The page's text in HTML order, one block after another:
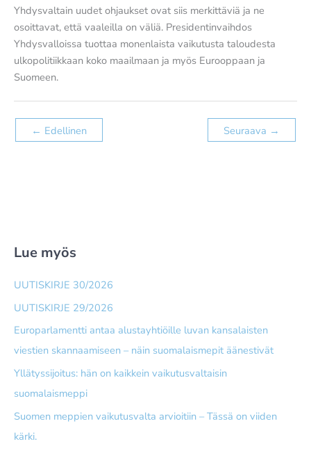
Yhdysvaltain uudet ohjaukset ovat siis merkittäviä ja ne
osoittavat, että vaaleilla on väliä. Presidentinvaihdos
Yhdysvalloissa tuottaa monenlaista vaikutusta taloudesta
ulkopolitiikkaan koko maailmaan ja myös Eurooppaan ja
Suomeen.
← Edellinen Seuraava →
Lue myös
UUTISKIRJE 30/2026
UUTISKIRJE 29/2026
Europarlamentti antaa alusta­yhtiöille luvan kansalaisten
viestien skannaamiseen – näin suomalais­mepit äänestivät
Yllätyssijoitus: hän on kaikkein vaikutusvaltaisin
suomalaismeppi
Suomen meppien vaikutusvalta arvioitiin – Tässä on viiden
kärki.